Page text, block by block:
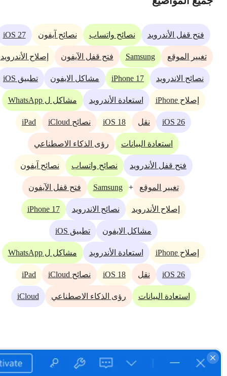
فتح قفل الأندرويد نصائح واتساب نصائح آيفون iOS 27
تغيير الموقع Samsung فتح قفل الآيفون إصلاح الأندرويد
نصائح الاندرويد iPhone 17 مشاكل الايفون تطبيق iOS
إصلاح iPhone استعادة الأندرويد مشاكل ل WhatsApp
iOS 26 نقل iOS 18 نصائح iCloud iPad
استعادة البيانات رؤى الذكاء الاصطناعي
فتح قفل الأندرويد نصائح واتساب نصائح آيفون
تغيير الموقع +
Samsung فتح قفل الآيفون
إصلاح الأندرويد نصائح الاندرويد iPhone 17
مشاكل الايفون تطبيق iOS
إصلاح iPhone استعادة الأندرويد مشاكل ل WhatsApp
iOS 26 نقل iOS 18 نصائح iCloud iPad
استعادة البيانات رؤى الذكاء الاصطناعي iCloud